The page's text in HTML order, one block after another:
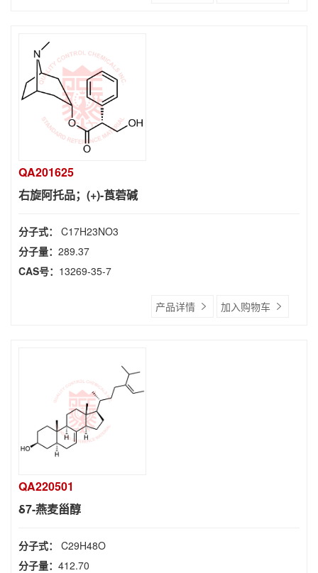
QA201625
右旋阿托品；(+)-莨菪碱
分子式： C17H23NO3
分子量： 289.37
CAS号： 13269-35-7
产品详情 加入购物车
QA220501
δ7-燕麦甾醇
分子式： C29H48O
分子量： 412.70